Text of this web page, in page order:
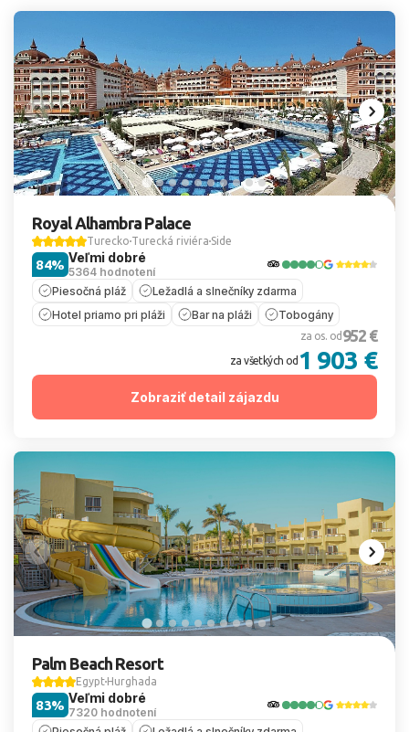
Royal Alhambra Palace
Turecko Turecká riviéra Side
Veľmi dobré
5364 hodnotení
84%
Piesočná pláž
Ležadlá a slnečníky zdarma
Hotel priamo pri pláži
Bar na pláži Tobogány
za os. od 952 €
za všetkých od 1 903 €
Zobraziť detail zájazdu
Palm Beach Resort
Egypt Hurghada
Veľmi dobré
7320 hodnotení
83%